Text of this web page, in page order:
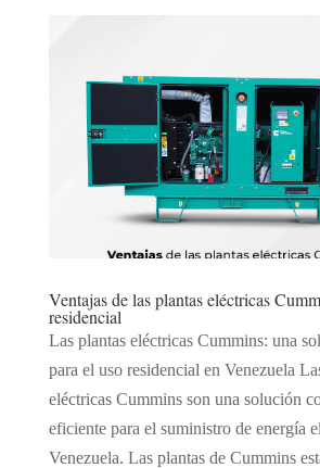
Ventajas de las plantas eléctricas
residencial
Las plantas eléctricas Cummins: una
para el uso residencial en Venezuela
eléctricas Cummins son una solución
eficiente para el suministro de energía
Venezuela. Las plantas de Cummins